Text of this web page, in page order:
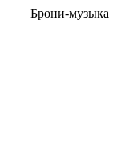
Брони-музыка